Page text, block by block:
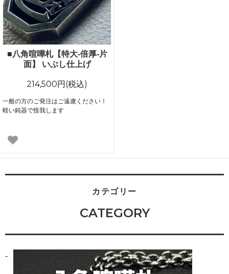
■八角喧嘩札【特大-倍厚-片
面】 いぶし仕上げ
214,500円(税込)
一般の方のご発注はご遠慮ください！
軽い鈍器で怪我します
カテゴリー
CATEGORY